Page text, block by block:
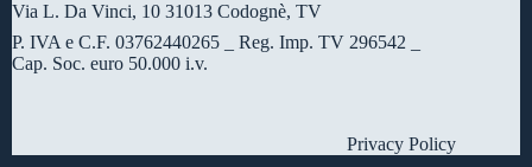
Via L. Da Vinci, 10 31013 Codognè, TV
P. IVA e C.F. 03762440265 _ Reg. Imp. TV 296542 _
Cap. Soc. euro 50.000 i.v.
Privacy Policy